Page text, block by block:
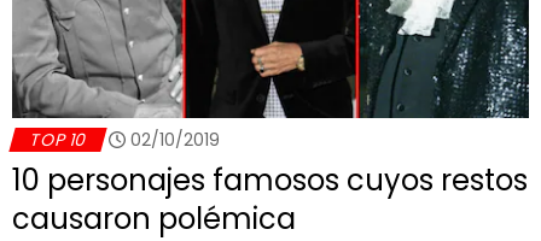
TOP 10 02/10/2019
10 personajes famosos cuyos restos
causaron polémica